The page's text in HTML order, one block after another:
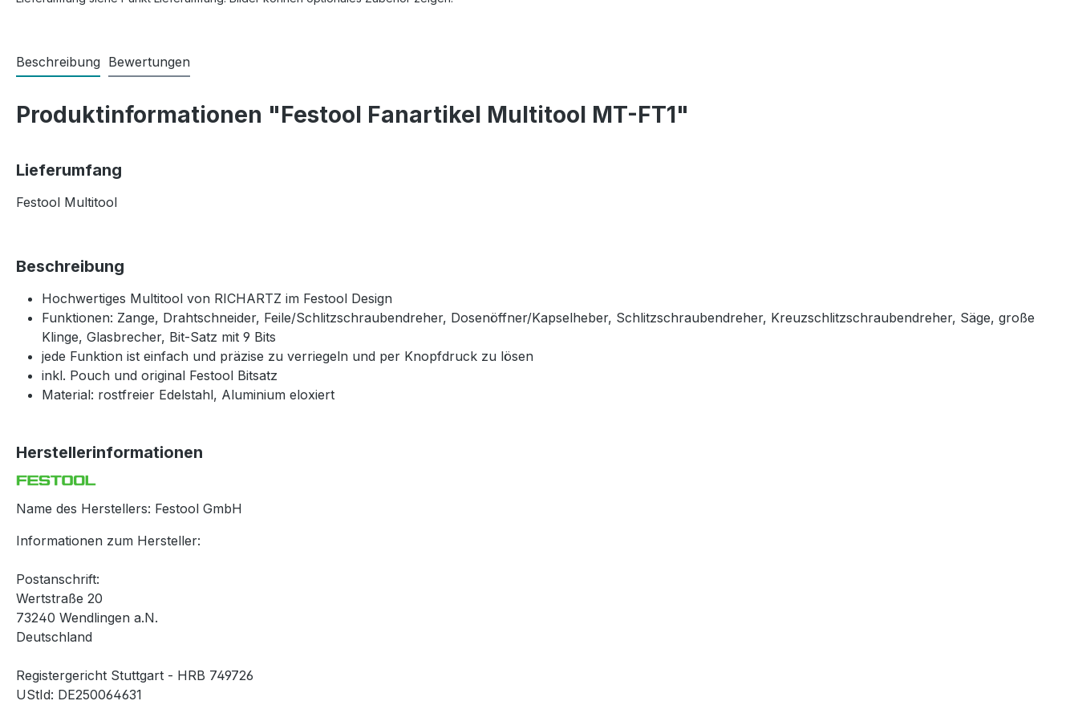
Beschreibung Bewertungen
Produktinformationen "Festool Fanartikel Multitool MT-FT1"
Lieferumfang
Festool Multitool
Beschreibung
Hochwertiges Multitool von RICHARTZ im Festool Design
Funktionen: Zange, Drahtschneider, Feile/Schlitzschraubendreher, Dosenöffner/Kapselheber, Schlitzschraubendreher, Kreuzschlitzschraubendreher, Säge, große
Klinge, Glasbrecher, Bit-Satz mit 9 Bits
jede Funktion ist einfach und präzise zu verriegeln und per Knopfdruck zu lösen
inkl. Pouch und original Festool Bitsatz
Material: rostfreier Edelstahl, Aluminium eloxiert
Herstellerinformationen
Name des Herstellers: Festool GmbH
Informationen zum Hersteller:
Postanschrift:
Wertstraße 20
73240 Wendlingen a.N.
Deutschland
Registergericht Stuttgart - HRB 749726
UStId: DE250064631